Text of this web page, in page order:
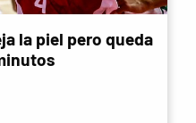
la piel pero queda